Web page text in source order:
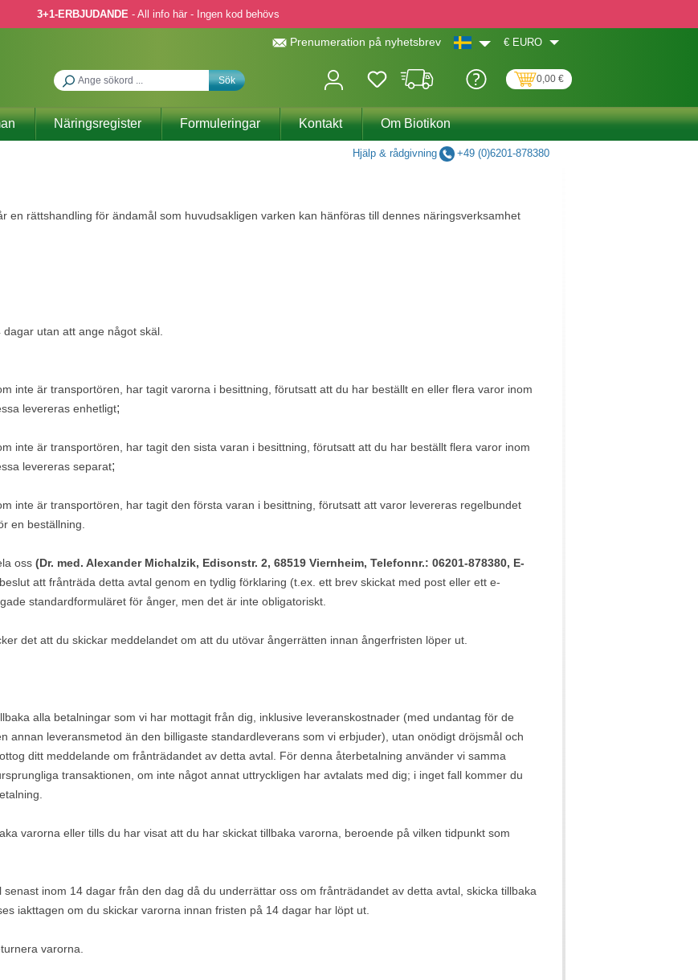
3+1-ERBJUDANDE - All info här - Ingen kod behövs
Prenumeration på nyhetsbrev € EURO
Sök 0,00 €
Näringsregister Formuleringar Kontakt Om Biotikon
Hjälp & rådgivning +49 (0)6201-878380
en rättshandling för ändamål som huvudsakligen varken kan hänföras till dennes näringsverksamhet
utan att ange något skäl.
inte är transportören, har tagit varorna i besittning, förutsatt att du har beställt en eller flera varor inom
levereras enhetligt;
inte är transportören, har tagit den sista varan i besittning, förutsatt att du har beställt flera varor inom
levereras separat;
inte är transportören, har tagit den första varan i besittning, förutsatt att varor levereras regelbundet
en beställning.
oss (Dr. med. Alexander Michalzik, Edisonstr. 2, 68519 Viernheim, Telefonnr.: 06201-878380, E-
att frånträda detta avtal genom en tydlig förklaring (t.ex. ett brev skickat med post eller ett e-
standardformuläret för ånger, men det är inte obligatoriskt.
det att du skickar meddelandet om att du utövar ångerrätten innan ångerfristen löper ut.
alla betalningar som vi har mottagit från dig, inklusive leveranskostnader (med undantag för de
annan leveransmetod än den billigaste standardleverans som vi erbjuder), utan onödigt dröjsmål och
ditt meddelande om frånträdandet av detta avtal. För denna återbetalning använder vi samma
transaktionen, om inte något annat uttryckligen har avtalats med dig; i inget fall kommer du
varorna eller tills du har visat att du har skickat tillbaka varorna, beroende på vilken tidpunkt som
senast inom 14 dagar från den dag då du underrättar oss om frånträdandet av detta avtal, skicka tillbaka
iakttagen om du skickar varorna innan fristen på 14 dagar har löpt ut.
varorna.